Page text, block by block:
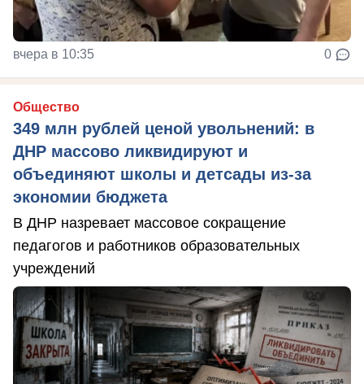
вчера в 10:35 0
Общество
349 млн рублей ценой увольнений: в
ДНР массово ликвидируют и
объединяют школы и детсады из-за
экономии бюджета
В ДНР назревает массовое сокращение
педагогов и работников образовательных
учреждений